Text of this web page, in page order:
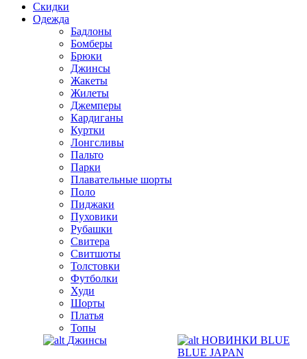
Скидки
Одежда
Бадлоны
Бомберы
Брюки
Джинсы
Жакеты
Жилеты
Джемперы
Кардиганы
Куртки
Лонгсливы
Пальто
Парки
Плавательные шорты
Поло
Пиджаки
Пуховики
Рубашки
Свитера
Свитшоты
Толстовки
Футболки
Худи
Шорты
Платья
Топы
Джинсы
НОВИНКИ BLUE
BLUE JAPAN